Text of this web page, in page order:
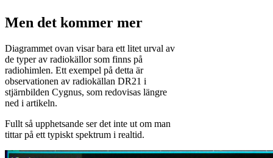
Men det kommer mer
Diagrammet ovan visar bara ett litet urval av
de typer av radiokällor som finns på
radiohimlen. Ett exempel på detta är
observationen av radiokällan DR21 i
stjärnbilden Cygnus, som redovisas längre
ned i artikeln.
Fullt så upphetsande ser det inte ut om man
tittar på ett typiskt spektrum i realtid.